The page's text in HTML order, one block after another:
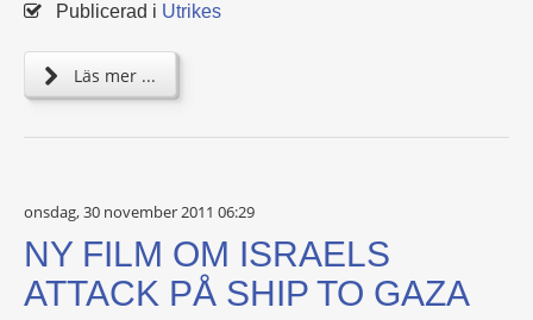
Publicerad i Utrikes
Läs mer ...
onsdag, 30 november 2011 06:29
NY FILM OM ISRAELS
ATTACK PÅ SHIP TO GAZA